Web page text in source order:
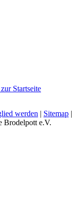
werden | Sitemap |
Brodelpott e.V.